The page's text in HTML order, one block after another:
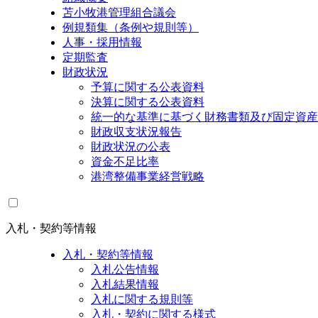
苫小牧港管理組合議会
例規類集（条例や規則等）
人事・採用情報
定期監査
財政状況
予算に関する公表資料
決算に関する公表資料
統一的な基準に基づく財務書類及び固定資
財政収支状況報告
財政状況の公表
資金不足比率
港湾整備事業経営戦略
入札・契約等情報
入札・契約等情報
入札公告情報
入札結果情報
入札に関する規則等
入札・契約に関する様式